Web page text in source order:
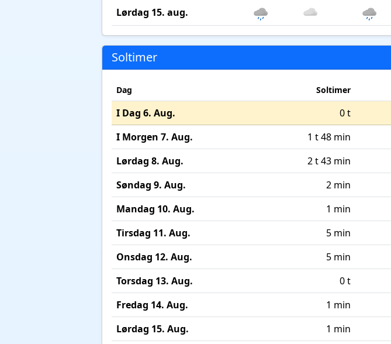
Lørdag 15. aug.
Soltimer
Dag Soltimer
I Dag 6. Aug. 0 t
I Morgen 7. Aug. 1 t 48 min
Lørdag 8. Aug. 2 t 43 min
Søndag 9. Aug. 2 min
Mandag 10. Aug. 1 min
Tirsdag 11. Aug. 5 min
Onsdag 12. Aug. 5 min
Torsdag 13. Aug. 0 t
Fredag 14. Aug. 1 min
Lørdag 15. Aug. 1 min